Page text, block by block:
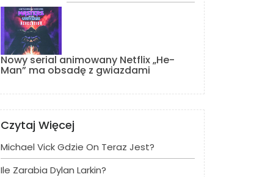
Nowy serial animowany Netflix „He-
Man” ma obsadę z gwiazdami
Czytaj Więcej
Michael Vick Gdzie On Teraz Jest?
Ile Zarabia Dylan Larkin?